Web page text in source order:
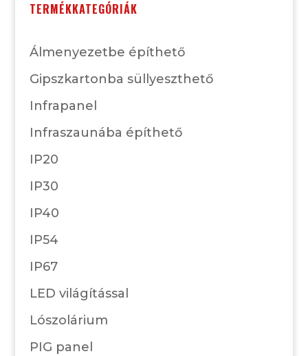
TERMÉKKATEGÓRIÁK
Álmenyezetbe építhető
Gipszkartonba süllyeszthető
Infrapanel
Infraszaunába építhető
IP20
IP30
IP40
IP54
IP67
LED világítással
Lószolárium
PIG panel